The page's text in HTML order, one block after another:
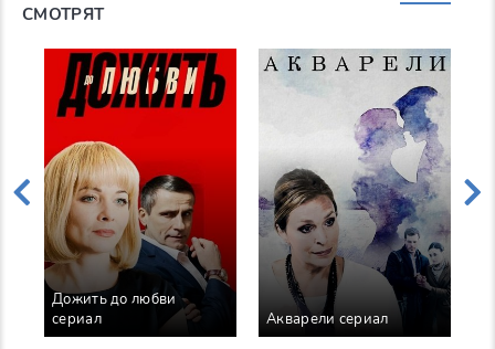
СМОТРЯТ
Дожить до любви
сериал
Акварели сериал